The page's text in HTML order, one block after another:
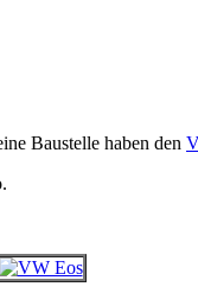
Baustelle haben den